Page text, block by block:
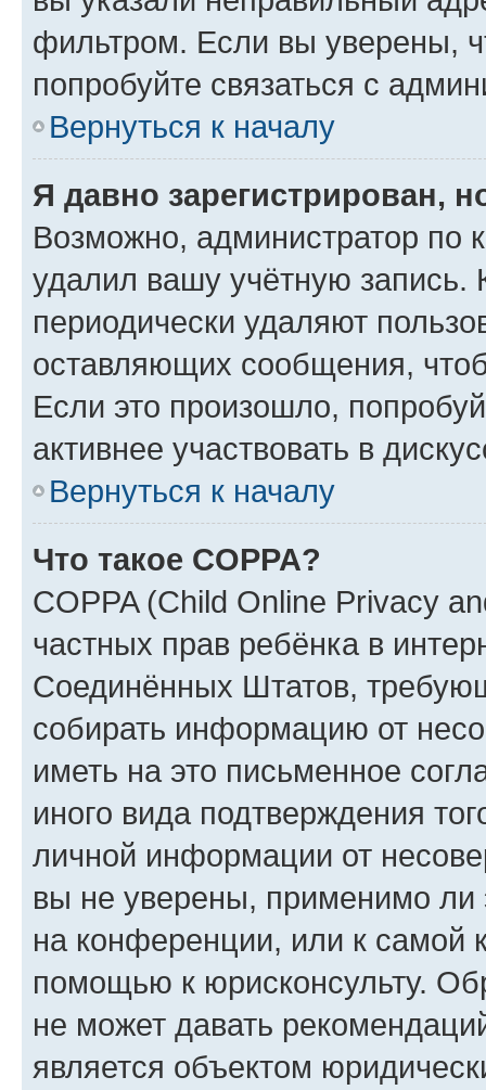
фильтром. Если вы уверены,
попробуйте связаться с
Вернуться к началу
Я давно зарегистрирован,
Возможно, администратор по
удалил вашу учётную запись.
периодически удаляют
оставляющих сообщения,
Если это произошло,
активнее участвовать в
Вернуться к началу
Что такое COPPA?
COPPA (Child Online Privacy
частных прав ребёнка в
Соединённых Штатов,
собирать информацию от
иметь на это письменное
иного вида подтверждения
личной информации от
вы не уверены, применимо ли
на конференции, или к самой
помощью к юрисконсульту.
не может давать
является объектом